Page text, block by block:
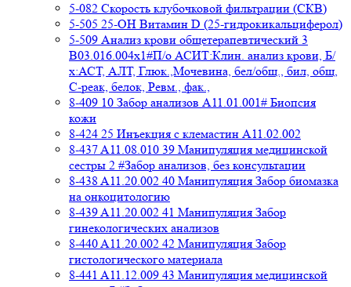
5-082 Скорость клубочковой фильтрации (СКВ)
5-505 25-ОН Витамин D (25-гидрокикальциферол)
5-509 Анализ крови общетерапевтический 3
B03.016.004x1#П/о АСИТ:Клин. анализ крови, Б/
х:АСТ, АЛТ, Глюк.,Мочевина, бел/общ., бил, общ,
C-реак, белок, Ревм., фак.,
8-409 10 Забор анализов A11.01.001# Биопсия
кожи
8-424 25 Инъекция с клемастин A11.02.002
8-437 A11.08.010 39 Манипуляция медицинской
сестры 2 #Забор анализов, без консультации
8-438 A11.20.002 40 Манипуляция Забор биомазка
на онкоцитологию
8-439 A11.20.002 41 Манипуляция Забор
гинекологических анализов
8-440 A11.20.002 42 Манипуляция Забор
гистологического материала
8-441 A11.12.009 43 Манипуляция медицинской